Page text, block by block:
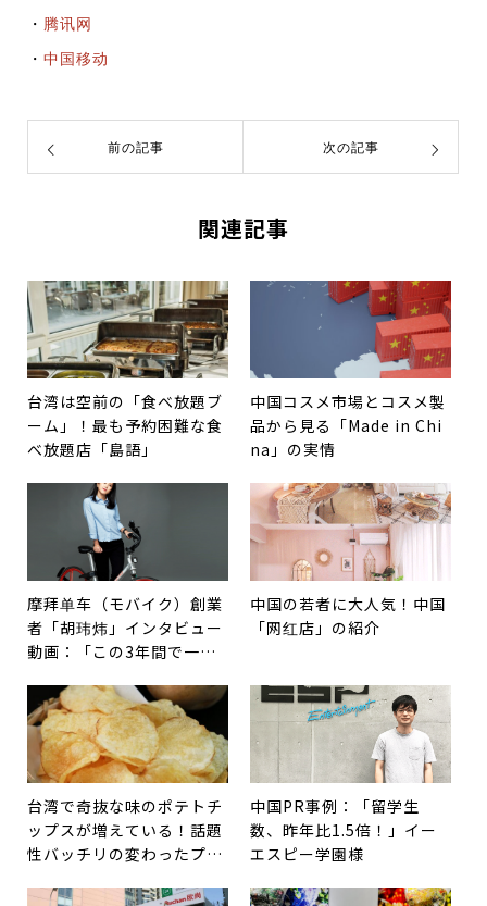
・ 腾讯网
・ 中国移动
前の記事 次の記事
関連記事
台湾は空前の「食べ放題ブ
ーム」！最も予約困難な食
べ放題店「島語」
中国コスメ市場とコスメ製
品から見る「Made in Chi
na」の実情
摩拜单车（モバイク）創業
者「胡玮炜」インタビュー
動画：「この3年間で一番
い競争」
中国の若者に大人気！中国
「网红店」の紹介
台湾で奇抜な味のポテトチ
ップスが増えている！話題
性バッチリの変わったプロ
中国PR事例：「留学生
数、昨年比1.5倍！」イー
エスピー学園様